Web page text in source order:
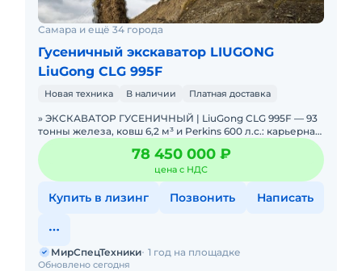
Самара и ещё 34 города
Гусеничный экскаватор LIUGONG
LiuGong CLG 995F
Новая техника В наличии Платная доставка
» ЭКСКАВАТОР ГУСЕНИЧНЫЙ | LiuGong CLG 995F — 93
тонны железа, ковш 6,2 м³ и Perkins 600 л.с.: карьерная
машина для тех, кто копает всерьёз. В Н
78 450 000 ₽
цена с НДС
Купить в лизинг Позвонить Написать
Обновлено сегодня
МирСпецТехники 1 год на площадке